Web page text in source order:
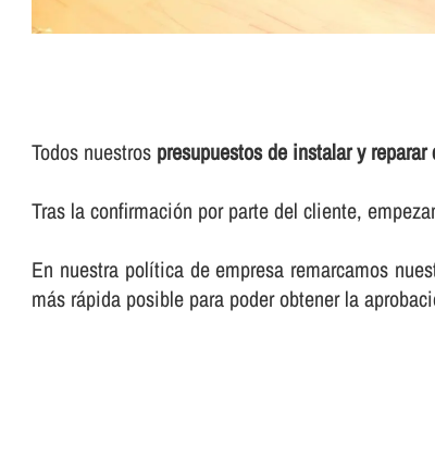
Todos nuestros presupuestos de instalar y reparar
Tras la confirmación por parte del cliente,
En nuestra polí­tica de empresa remarcamos
más rápida posible para poder obtener la